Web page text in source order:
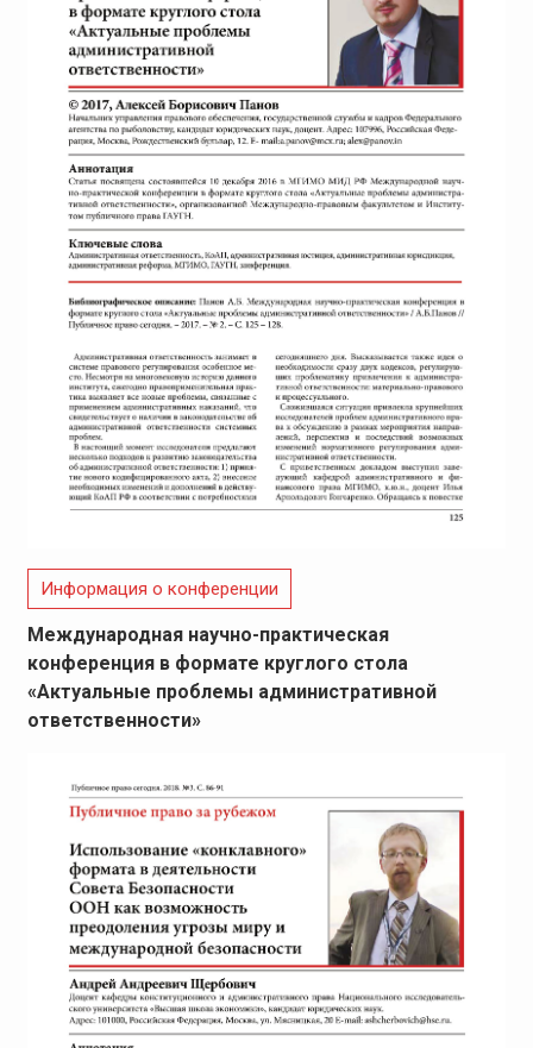
Информация о конференции
Международная научно-практическая
конференция в формате круглого стола
«Актуальные проблемы административной
ответственности»